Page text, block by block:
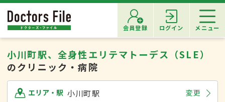
会員登録 ログイン メニュー
小川町駅、全身性エリテマトーデス（SLE）
のクリニック・病院
エリア・駅 小川町駅 変更